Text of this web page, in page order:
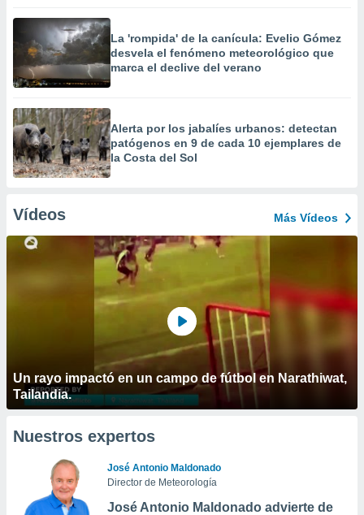
La 'rompida' de la canícula: Evelio Gómez
desvela el fenómeno meteorológico que
marca el declive del verano
Alerta por los jabalíes urbanos: detectan
patógenos en 9 de cada 10 ejemplares de
la Costa del Sol
Vídeos Más Vídeos
Un rayo impactó en un campo de fútbol en Narathiwat,
Tailandia.
Nuestros expertos
José Antonio Maldonado
Director de Meteorología
José Antonio Maldonado advierte de